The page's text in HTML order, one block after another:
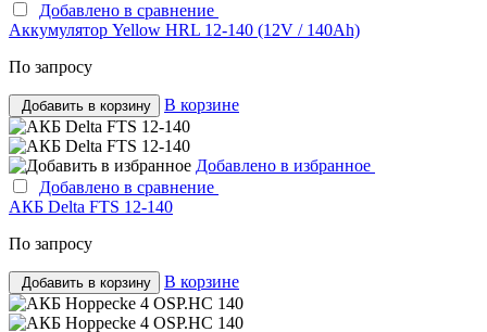
Добавлено в сравнение
Аккумулятор Yellow HRL 12-140 (12V / 140Ah)
По запросу
Добавить в корзину В корзине
Добавлено в избранное
Добавлено в сравнение
АКБ Delta FTS 12-140
По запросу
Добавить в корзину В корзине